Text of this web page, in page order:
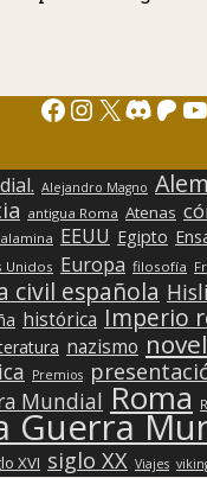
Facebook
Instagram
X
Alejandro Magno
antigua Roma Atenas
EEUU Egipto
Unidos Europa filosofía
civil española
histórica Imperio
nazismo
Premios
Mundial Roma
Guerra
XVI siglo XX Viajes